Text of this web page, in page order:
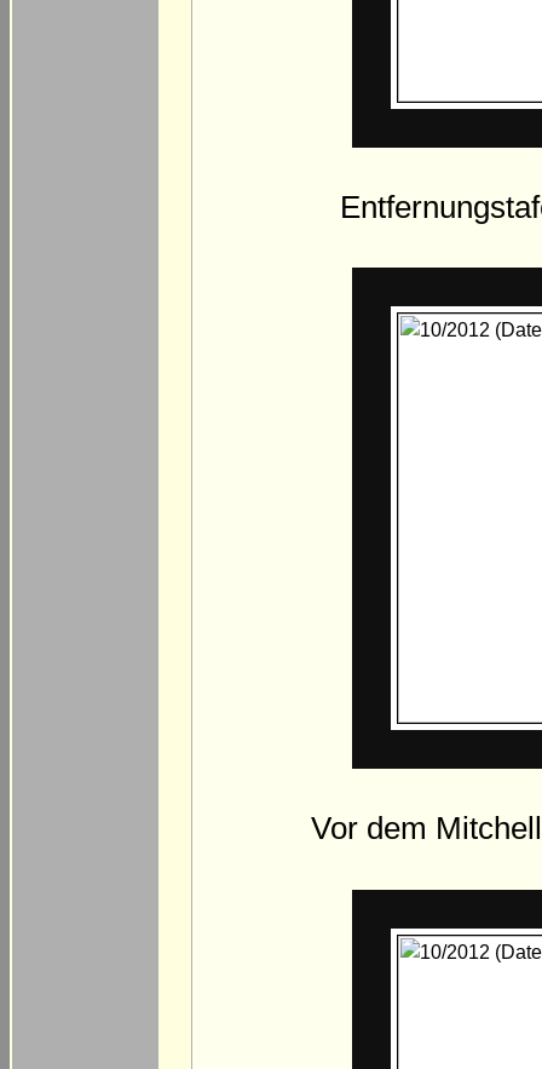
Vor dem